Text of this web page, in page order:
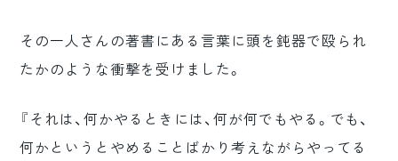
その一人さんの著書にある言葉に頭を鈍器で殴られ
たかのような衝撃を受けました。
『それは、何かやるときには、何が何でもやる。でも、
何かというとやめることばかり考えながらやってる